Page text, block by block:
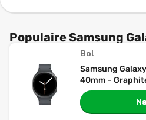
Populaire Samsung
Bol
Samsung
40mm -